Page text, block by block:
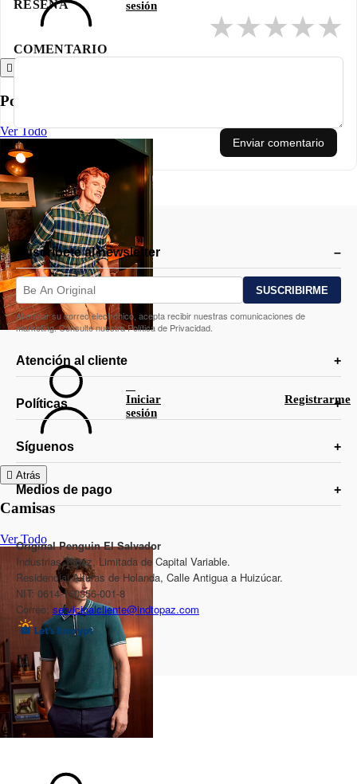
sesión
Polos
Ver Todo
Iniciar
sesión
Registrarme
Atrás
Camisas
Ver Todo
en el pecho.
RESEÑA
★
★
★
★
★
COMENTARIO
Enviar comentario
Suscríbete al newsletter
Al enviar su correo electrónico, acepta recibir nuestras comunicaciones de
marketing. Consulte nuestra Política de Privacidad.
Atención al cliente
Políticas
Síguenos
Medios de pago
Original Penguin El Salvador
Industrias Topaz, Limitada de Capital Variable.
Residencial Alturas de Holanda, Calle Antigua a Huizúcar.
NIT: 0614-150356-001-8
Correo: servicioalcliente@indtopaz.com